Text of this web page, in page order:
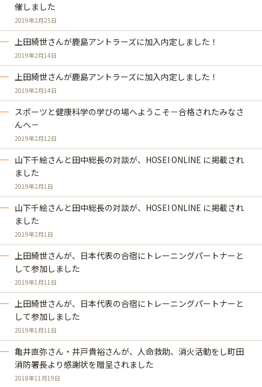
催しました
2019年2月25日
上田綺世さんが鹿島アントラーズに加入内定しました！
2019年2月14日
上田綺世さんが鹿島アントラーズに加入内定しました！
2019年2月14日
スポーツと健康科学の学びの場へようこそ－合格されたみなさ
んへ－
2019年2月12日
山下千絵さんと田中総長の対談が、HOSEI ONLINE に掲載され
ました
2019年2月1日
山下千絵さんと田中総長の対談が、HOSEI ONLINE に掲載され
ました
2019年2月1日
上田綺世さんが、日本代表の合宿にトレーニングパートナーと
して参加しました
2019年1月11日
上田綺世さんが、日本代表の合宿にトレーニングパートナーと
して参加しました
2019年1月11日
亀井直弥さん・井戸貴裕さんが、人命救助、消火活動をし町田
消防署長より感謝状を贈呈されました
2018年11月19日